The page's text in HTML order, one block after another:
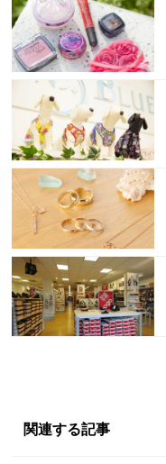
関連する記事